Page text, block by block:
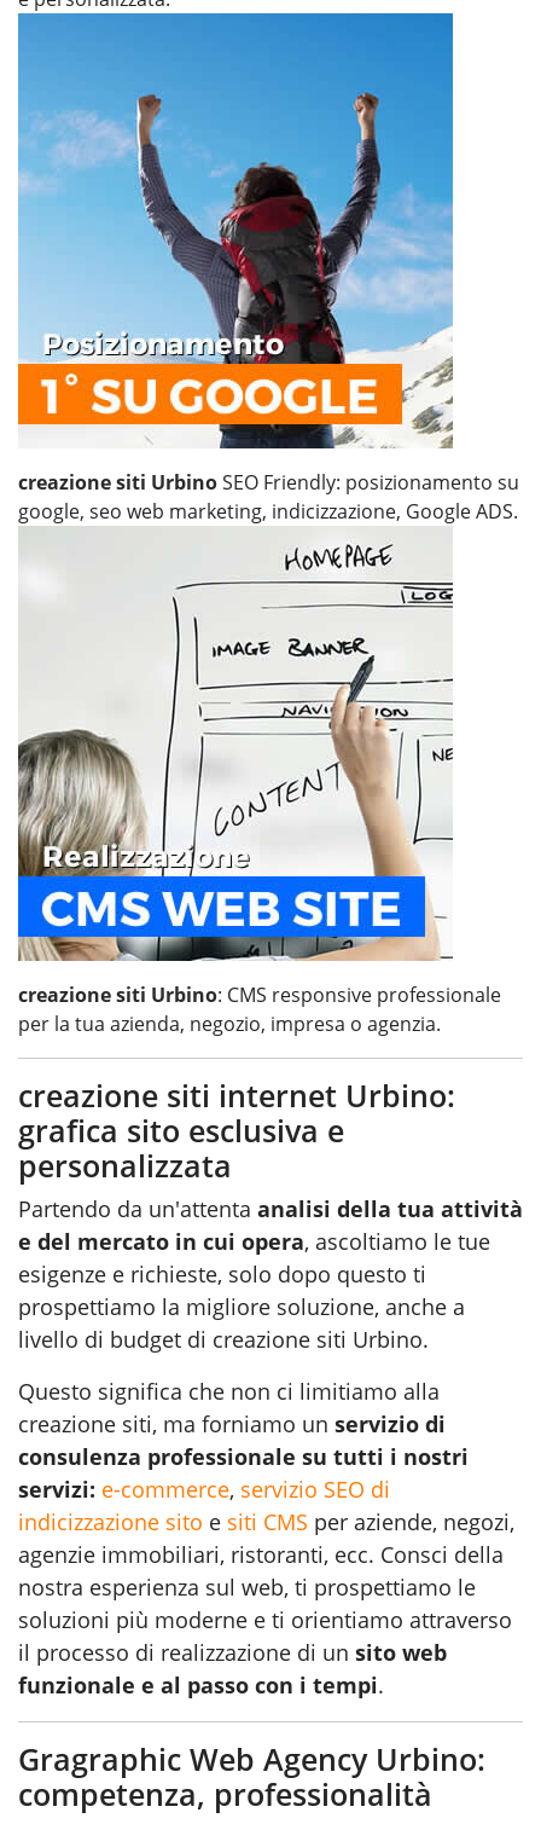
creazione siti UrbinoSEO Friendly: posizionamento su
google, seo web marketing, indicizzazione, Google ADS.
creazione siti Urbino: CMS responsive professionale
per la tua azienda, negozio, impresa o agenzia.
creazione siti internet Urbino:
grafica sito esclusiva e
personalizzata
Partendo da un'attenta analisi della tua attività
e del mercato in cui opera, ascoltiamo le tue
esigenze e richieste, solo dopo questo ti
prospettiamo la migliore soluzione, anche a
livello di budget di creazione siti Urbino.
Questo significa che non ci limitiamo alla
creazione siti, ma forniamo un servizio di
consulenza professionale su tutti i nostri
servizi: e-commerce, servizio SEO di
indicizzazione sito e siti CMS per aziende, negozi,
agenzie immobiliari, ristoranti, ecc. Consci della
nostra esperienza sul web, ti prospettiamo le
soluzioni più moderne e ti orientiamo attraverso
il processo di realizzazione di un sito web
funzionale e al passo con i tempi.
Gragraphic Web Agency Urbino:
competenza, professionalità